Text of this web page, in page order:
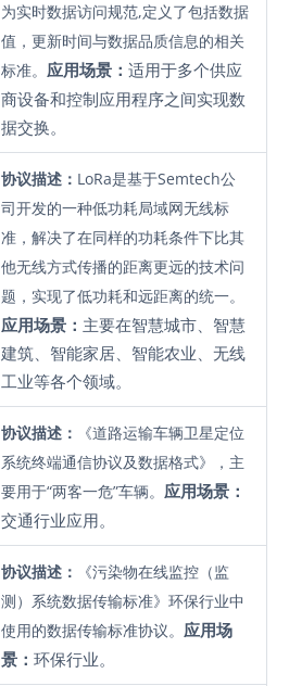
为实时数据访问规范,定义了包括数据
值，更新时间与数据品质信息的相关
标准。应用场景：适用于多个供应
商设备和控制应用程序之间实现数
据交换。
协议描述： LoRa是基于Semtech公
司开发的一种低功耗局域网无线标
准，解决了在同样的功耗条件下比其
他无线方式传播的距离更远的技术问
题，实现了低功耗和远距离的统一。
应用场景： 主要在智慧城市、智慧
建筑、智能家居、智能农业、无线
工业等各个领域。
协议描述：
《道路运输车辆卫星定位
系统终端通信协议及数据格式》，主
要用于“两客一危”车辆。应用场景：
交通行业应用。
协议描述：
《污染物在线监控（监
测）系统数据传输标准》环保行业中
使用的数据传输标准协议。应用场
景：环保行业。